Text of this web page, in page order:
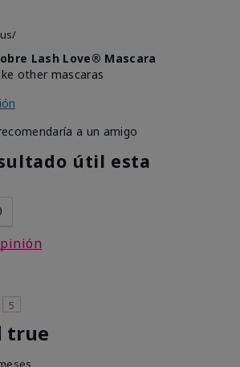
Lash Love® Mascara
other mascaras
a un amigo
útil esta
5
true